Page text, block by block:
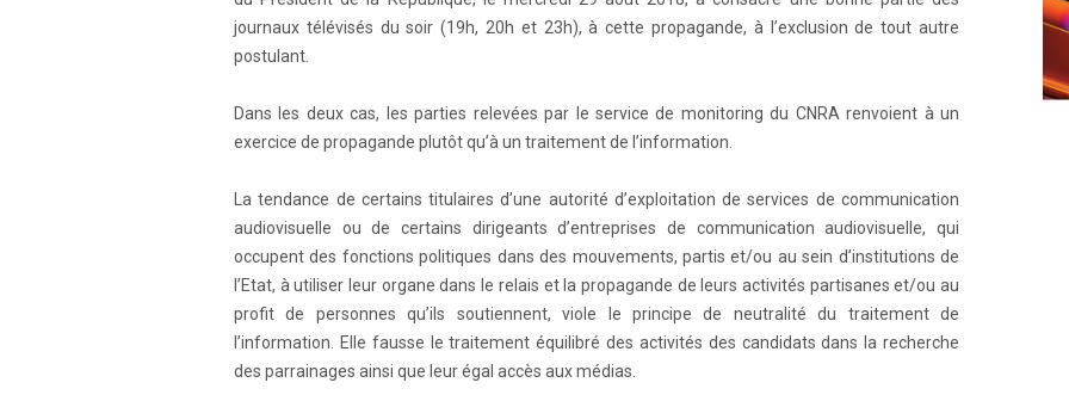
journaux télévisés du soir (19h, 20h et 23h), à cette propagande, à l’exclusion de tout autre
postulant.
Dans les deux cas, les parties relevées par le service de monitoring du CNRA renvoient à un
exercice de propagande plutôt qu’à un traitement de l’information.
La tendance de certains titulaires d’une autorité d’exploitation de services de communication
audiovisuelle ou de certains dirigeants d’entreprises de communication audiovisuelle, qui
occupent des fonctions politiques dans des mouvements, partis et/ou au sein d’institutions de
l’Etat, à utiliser leur organe dans le relais et la propagande de leurs activités partisanes et/ou au
profit de personnes qu’ils soutiennent, viole le principe de neutralité du traitement de
l’information. Elle fausse le traitement équilibré des activités des candidats dans la recherche
des parrainages ainsi que leur égal accès aux médias.